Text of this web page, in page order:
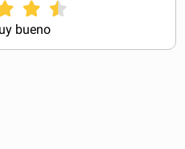
bueno